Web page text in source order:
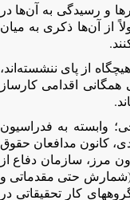
و رسیدگی به آن‌ها در
از آن‌ها ذکری به میان
از پای ننشسته‌اند،
اقدامی کارساز
وابسته به فدراسیون
کانون مدافعان حقوق
مرز‏، سازمان دفاع از
(شمارش حتی مقدماتی و
کار تحقیقاتی در